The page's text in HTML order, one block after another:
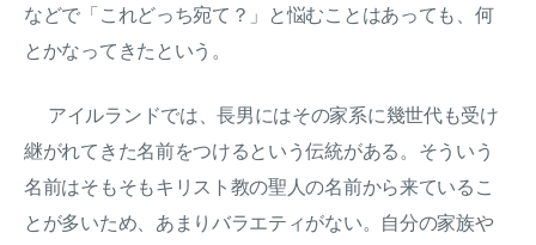
などで「これどっち宛て？」と悩むことはあっても、何
とかなってきたという。
アイルランドでは、長男にはその家系に幾世代も受け
継がれてきた名前をつけるという伝統がある。そういう
名前はそもそもキリスト教の聖人の名前から来ているこ
とが多いため、あまりバラエティがない。自分の家族や